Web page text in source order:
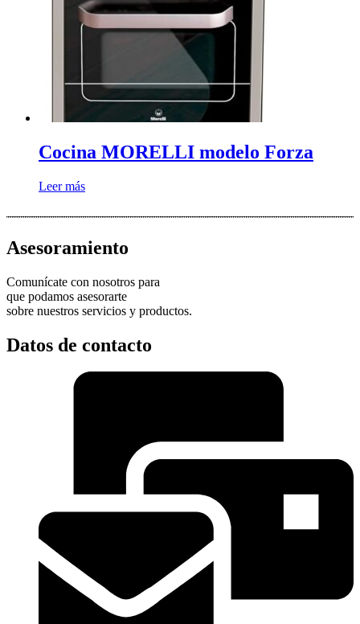
Cocina MORELLI modelo Forza
Leer más
Asesoramiento
Comunícate con nosotros para
que podamos asesorarte
sobre nuestros servicios y productos.
Datos de contacto